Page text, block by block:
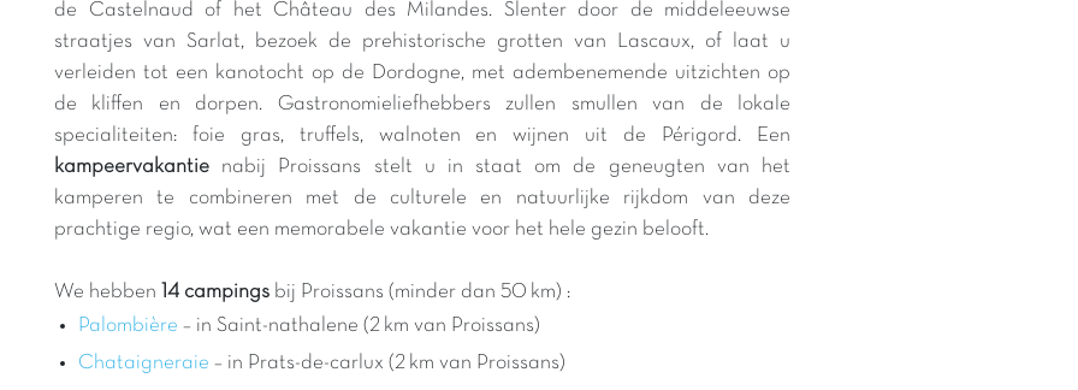
de Castelnaud of het Château des Milandes. Slenter door de middeleeuwse
straatjes van Sarlat, bezoek de prehistorische grotten van Lascaux, of laat u
verleiden tot een kanotocht op de Dordogne, met adembenemende uitzichten op
de kliffen en dorpen. Gastronomieliefhebbers zullen smullen van de lokale
specialiteiten: foie gras, truffels, walnoten en wijnen uit de Périgord. Een
kampeervakantie nabij Proissans stelt u in staat om de geneugten van het
kamperen te combineren met de culturele en natuurlijke rijkdom van deze
prachtige regio, wat een memorabele vakantie voor het hele gezin belooft.
We hebben 14 campings bij Proissans (minder dan 50 km) :
Palombière – in Saint-nathalene (2 km van Proissans)
Chataigneraie – in Prats-de-carlux (2 km van Proissans)